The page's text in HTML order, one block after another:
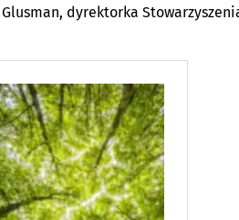
dyrektorka